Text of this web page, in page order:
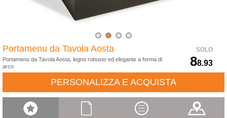
SOLO
88.93
Portamenu da Tavola Aosta
Portamenu da Tavola Aosta, legno robusto ed elegante a forma di
arco
PERSONALIZZA E ACQUISTA